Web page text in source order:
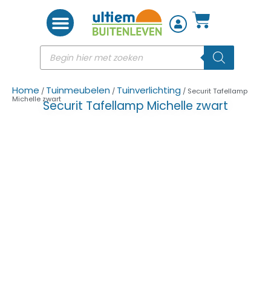
Home / Tuinmeubelen / Tuinverlichting / Securit Tafellamp
Michelle zwartSecurit Tafellamp Michelle zwart